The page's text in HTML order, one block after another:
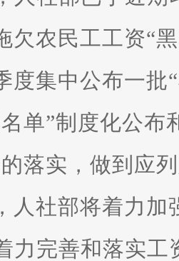
欠农民工工资“
度集中公布一批
单”制度化公布
落实，做到应
人社部将着力加
完善和落实工